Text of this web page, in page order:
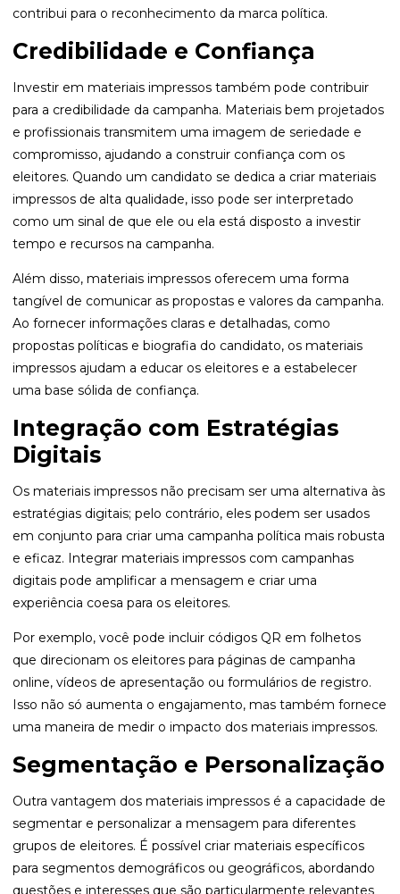
contribui para o reconhecimento da marca política.
Credibilidade e Confiança
Investir em materiais impressos também pode contribuir
para a credibilidade da campanha. Materiais bem projetados
e profissionais transmitem uma imagem de seriedade e
compromisso, ajudando a construir confiança com os
eleitores. Quando um candidato se dedica a criar materiais
impressos de alta qualidade, isso pode ser interpretado
como um sinal de que ele ou ela está disposto a investir
tempo e recursos na campanha.
Além disso, materiais impressos oferecem uma forma
tangível de comunicar as propostas e valores da campanha.
Ao fornecer informações claras e detalhadas, como
propostas políticas e biografia do candidato, os materiais
impressos ajudam a educar os eleitores e a estabelecer
uma base sólida de confiança.
Integração com Estratégias
Digitais
Os materiais impressos não precisam ser uma alternativa às
estratégias digitais; pelo contrário, eles podem ser usados
em conjunto para criar uma campanha política mais robusta
e eficaz. Integrar materiais impressos com campanhas
digitais pode amplificar a mensagem e criar uma
experiência coesa para os eleitores.
Por exemplo, você pode incluir códigos QR em folhetos
que direcionam os eleitores para páginas de campanha
online, vídeos de apresentação ou formulários de registro.
Isso não só aumenta o engajamento, mas também fornece
uma maneira de medir o impacto dos materiais impressos.
Segmentação e Personalização
Outra vantagem dos materiais impressos é a capacidade de
segmentar e personalizar a mensagem para diferentes
grupos de eleitores. É possível criar materiais específicos
para segmentos demográficos ou geográficos, abordando
questões e interesses que são particularmente relevantes